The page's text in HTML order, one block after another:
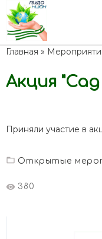
Главная »
Акция
Приняли участие в
Открытые
380